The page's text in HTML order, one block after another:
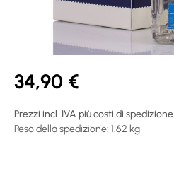
34,90 €
Prezzi incl. IVA più costi di spedizione
Peso della spedizione: 1.62 kg